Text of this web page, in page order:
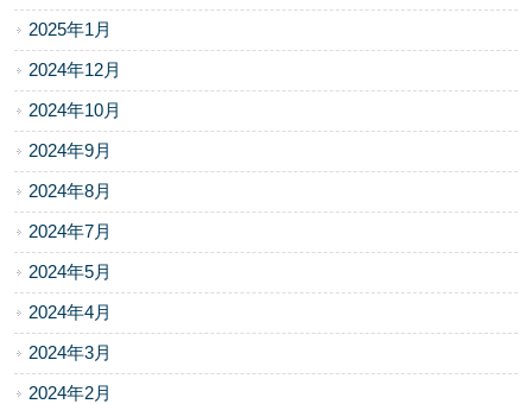
2025年1月
2024年12月
2024年10月
2024年9月
2024年8月
2024年7月
2024年5月
2024年4月
2024年3月
2024年2月